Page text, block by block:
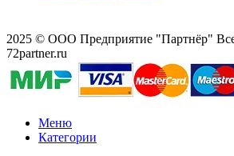
2025 © ООО Предприятие "Партнёр"
72partner.ru
Меню
Категории